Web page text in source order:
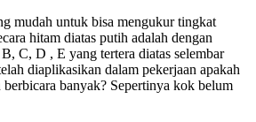
mudah untuk bisa mengukur tingkat
hitam diatas putih adalah dengan
C, D , E yang tertera diatas selembar
diaplikasikan dalam pekerjaan apakah
banyak? Sepertinya kok belum